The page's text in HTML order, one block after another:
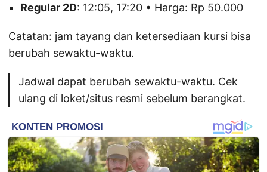
Regular 2D: 12:05, 17:20 • Harga: Rp 50.000
Catatan: jam tayang dan ketersediaan kursi bisa
berubah sewaktu-waktu.
Jadwal dapat berubah sewaktu-waktu. Cek
ulang di loket/situs resmi sebelum berangkat.